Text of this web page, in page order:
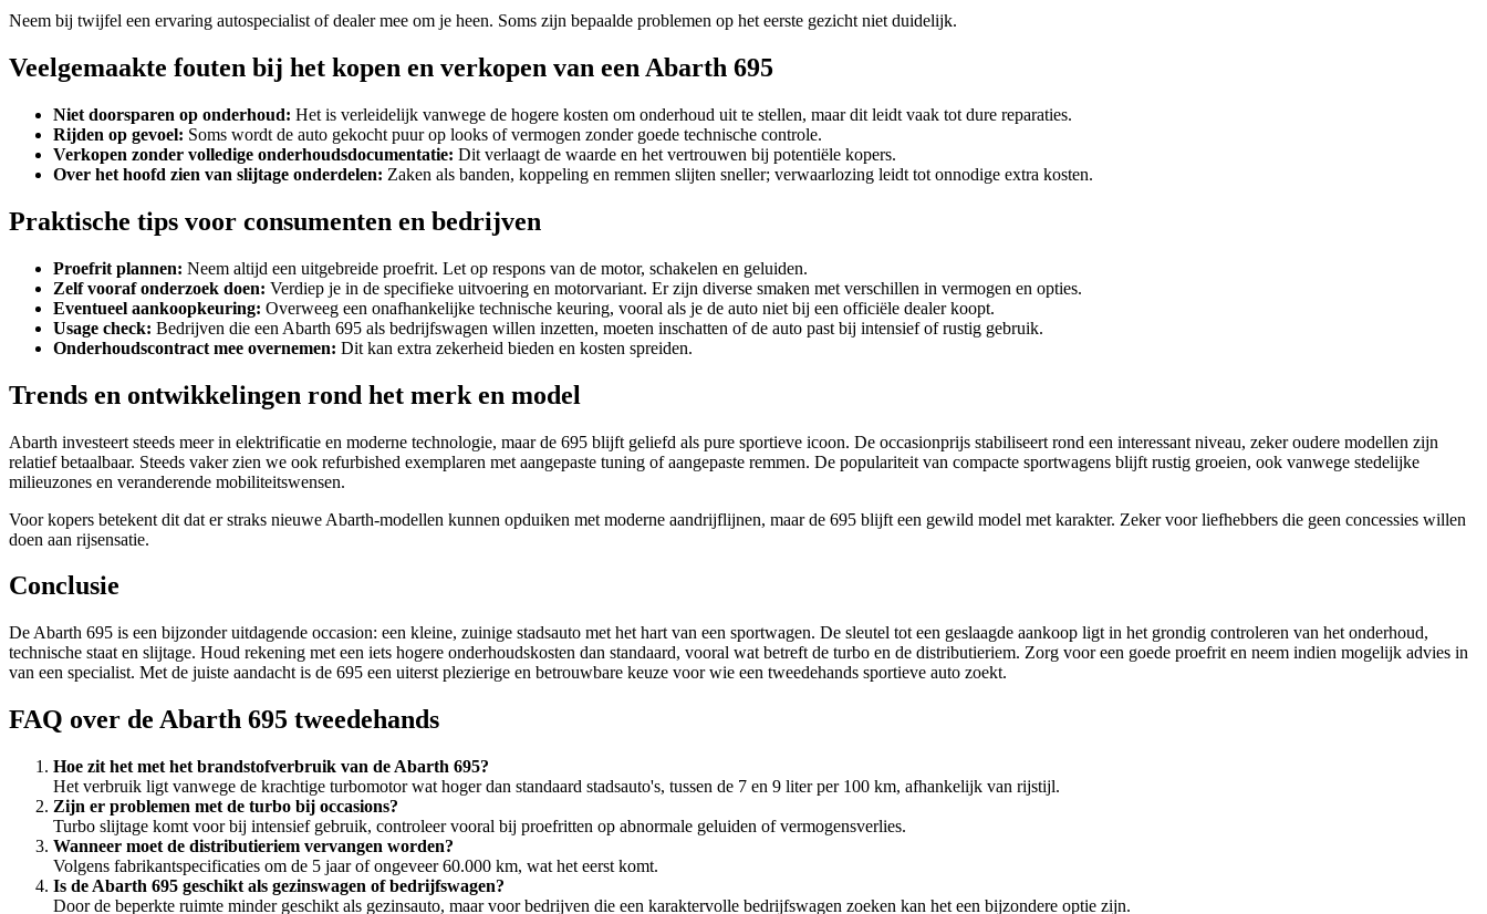
Neem bij twijfel een ervaring autospecialist of dealer mee om je heen. Soms zijn bepaalde problemen op het eerste gezicht niet duidelijk.
Veelgemaakte fouten bij het kopen en verkopen van een Abarth 695
Niet doorsparen op onderhoud: Het is verleidelijk vanwege de hogere kosten om onderhoud uit te stellen, maar dit leidt vaak tot dure reparaties.
Rijden op gevoel: Soms wordt de auto gekocht puur op looks of vermogen zonder goede technische controle.
Verkopen zonder volledige onderhoudsdocumentatie: Dit verlaagt de waarde en het vertrouwen bij potentiële kopers.
Over het hoofd zien van slijtage onderdelen: Zaken als banden, koppeling en remmen slijten sneller; verwaarlozing leidt tot onnodige extra kosten.
Praktische tips voor consumenten en bedrijven
Proefrit plannen: Neem altijd een uitgebreide proefrit. Let op respons van de motor, schakelen en geluiden.
Zelf vooraf onderzoek doen: Verdiep je in de specifieke uitvoering en motorvariant. Er zijn diverse smaken met verschillen in vermogen en opties.
Eventueel aankoopkeuring: Overweeg een onafhankelijke technische keuring, vooral als je de auto niet bij een officiële dealer koopt.
Usage check: Bedrijven die een Abarth 695 als bedrijfswagen willen inzetten, moeten inschatten of de auto past bij intensief of rustig gebruik.
Onderhoudscontract mee overnemen: Dit kan extra zekerheid bieden en kosten spreiden.
Trends en ontwikkelingen rond het merk en model
Abarth investeert steeds meer in elektrificatie en moderne technologie, maar de 695 blijft geliefd als pure sportieve icoon. De occasionprijs stabiliseert rond een interessant niveau, zeker oudere modellen zijn
relatief betaalbaar. Steeds vaker zien we ook refurbished exemplaren met aangepaste tuning of aangepaste remmen. De populariteit van compacte sportwagens blijft rustig groeien, ook vanwege stedelijke
milieuzones en veranderende mobiliteitswensen.
Voor kopers betekent dit dat er straks nieuwe Abarth-modellen kunnen opduiken met moderne aandrijflijnen, maar de 695 blijft een gewild model met karakter. Zeker voor liefhebbers die geen concessies willen
doen aan rijsensatie.
Conclusie
De Abarth 695 is een bijzonder uitdagende occasion: een kleine, zuinige stadsauto met het hart van een sportwagen. De sleutel tot een geslaagde aankoop ligt in het grondig controleren van het onderhoud,
technische staat en slijtage. Houd rekening met een iets hogere onderhoudskosten dan standaard, vooral wat betreft de turbo en de distributieriem. Zorg voor een goede proefrit en neem indien mogelijk advies in
van een specialist. Met de juiste aandacht is de 695 een uiterst plezierige en betrouwbare keuze voor wie een tweedehands sportieve auto zoekt.
FAQ over de Abarth 695 tweedehands
Hoe zit het met het brandstofverbruik van de Abarth 695?
Het verbruik ligt vanwege de krachtige turbomotor wat hoger dan standaard stadsauto's, tussen de 7 en 9 liter per 100 km, afhankelijk van rijstijl.
Zijn er problemen met de turbo bij occasions?
Turbo slijtage komt voor bij intensief gebruik, controleer vooral bij proefritten op abnormale geluiden of vermogensverlies.
Wanneer moet de distributieriem vervangen worden?
Volgens fabrikantspecificaties om de 5 jaar of ongeveer 60.000 km, wat het eerst komt.
Is de Abarth 695 geschikt als gezinswagen of bedrijfswagen?
Door de beperkte ruimte minder geschikt als gezinsauto, maar voor bedrijven die een karaktervolle bedrijfswagen zoeken kan het een bijzondere optie zijn.